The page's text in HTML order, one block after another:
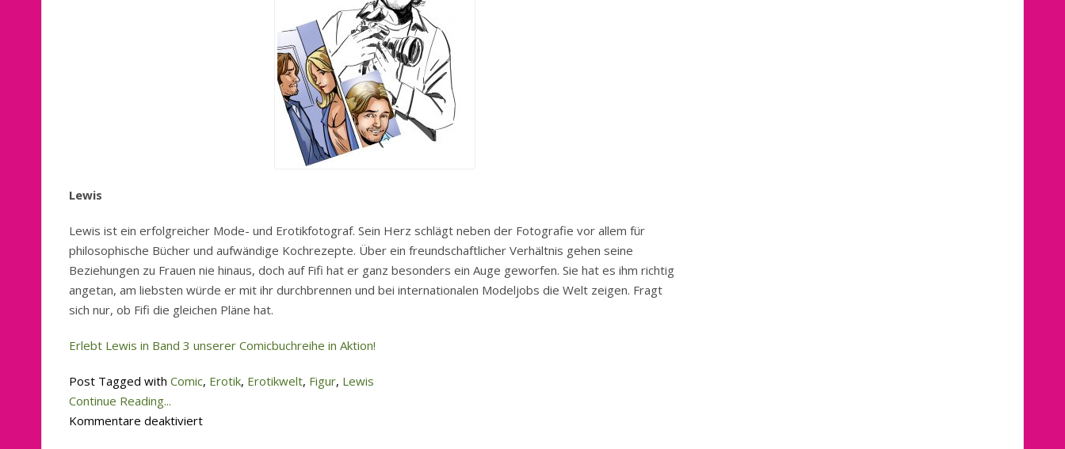
Lewis
Lewis ist ein erfolgreicher Mode- und Erotikfotograf. Sein Herz schlägt neben der Fotografie vor allem für
philosophische Bücher und aufwändige Kochrezepte. Über ein freundschaftlicher Verhältnis gehen seine
Beziehungen zu Frauen nie hinaus, doch auf Fifi hat er ganz besonders ein Auge geworfen. Sie hat es ihm richtig
angetan, am liebsten würde er mit ihr durchbrennen und bei internationalen Modeljobs die Welt zeigen. Fragt
sich nur, ob Fifi die gleichen Pläne hat.
Erlebt Lewis in Band 3 unserer Comicbuchreihe in Aktion!
Post Tagged with Comic, Erotik, Erotikwelt, Figur, Lewis
Continue Reading...
Kommentare deaktiviertfür